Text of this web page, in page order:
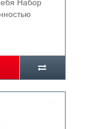
Набор